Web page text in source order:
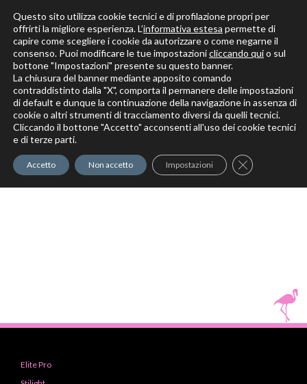
Solo per veri decoratori
Elite Pro
Elite Pro
Questo sito utilizza cookie tecnici e di profilazione propri per
offrirti la migliore esperienza. L’informativa estesa permette di
capire come scegliere i cookie da autorizzare o come negarne il
consenso. Puoi modificare le tue impostazionicliccando quio sul
bottone "Impostazioni" presente su questo banner.
La chiusura del banner mediante apposito comando
contraddistinto dalla "X", comporta il permanere delle impostazioni
di default e dunque la continuazione della navigazione in assenza di
cookie o altri strumenti di tracciamento diversi da quelli tecnici.
Cliccando il bottone "Accetto" acconsenti all'uso dei cookie tecnici
e di terze parti.
Accetto Non accetto Impostazioni Close GDPR